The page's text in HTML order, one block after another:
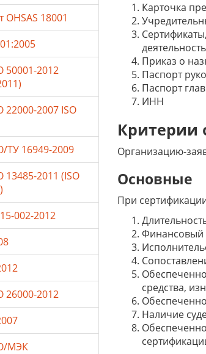
Карточка
Приказ о
Паспорт
Паспорт
ИНН
Критерии
Организацию-
Основные
При
Финансовый
средства,
Наличие
OHSAS 18001
2012
2007 ISO
ТУ 16949-2009
2011 (ISO
002-2012
2012
МЭК